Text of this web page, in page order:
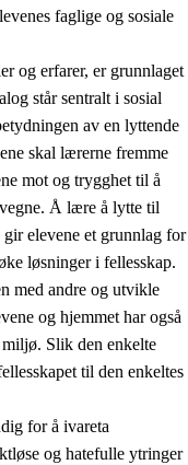
danning
faglige og sosiale
og erfarer, er grunnlaget
står sentralt i sosial
av en lyttende
skal lærerne fremme
mot og trygghet til å
Å lære å lytte til
elevene et grunnlag for
løsninger i fellesskap.
med andre og utvikle
og hjemmet har også
Slik den enkelte
til den enkeltes
for å ivareta
og hatefulle ytringer